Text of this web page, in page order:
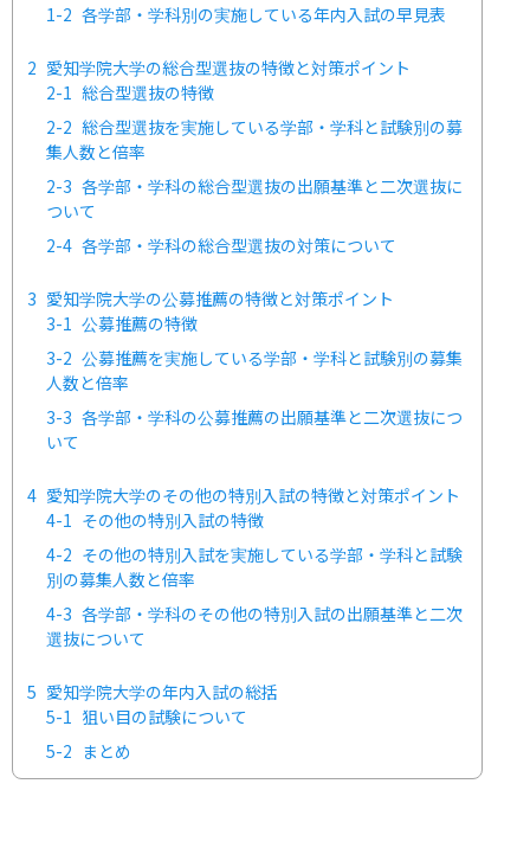
1-2 各学部・学科別の実施している年内入試の早見表
2 愛知学院大学の総合型選抜の特徴と対策ポイント
2-1 総合型選抜の特徴
2-2 総合型選抜を実施している学部・学科と試験別の募
集人数と倍率
2-3 各学部・学科の総合型選抜の出願基準と二次選抜に
ついて
2-4 各学部・学科の総合型選抜の対策について
3 愛知学院大学の公募推薦の特徴と対策ポイント
3-1 公募推薦の特徴
3-2 公募推薦を実施している学部・学科と試験別の募集
人数と倍率
3-3 各学部・学科の公募推薦の出願基準と二次選抜につ
いて
4 愛知学院大学のその他の特別入試の特徴と対策ポイント
4-1 その他の特別入試の特徴
4-2 その他の特別入試を実施している学部・学科と試験
別の募集人数と倍率
4-3 各学部・学科のその他の特別入試の出願基準と二次
選抜について
5 愛知学院大学の年内入試の総括
5-1 狙い目の試験について
5-2 まとめ